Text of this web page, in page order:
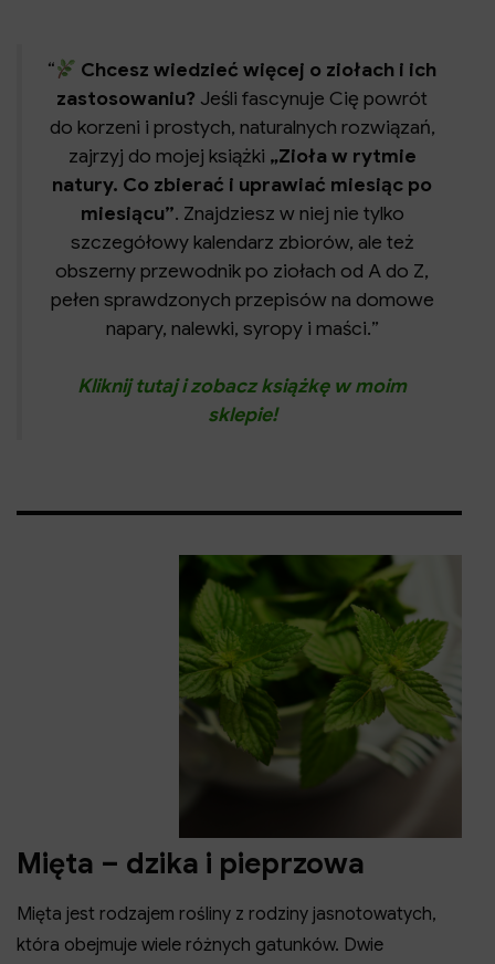
Chcesz wiedzieć więcej o ziołach i ich
zastosowaniu? Jeśli fascynuje Cię powrót
do korzeni i prostych, naturalnych rozwiązań,
zajrzyj do mojej książki „Zioła w rytmie
natury. Co zbierać i uprawiać miesiąc po
miesiącu”. Znajdziesz w niej nie tylko
szczegółowy kalendarz zbiorów, ale też
obszerny przewodnik po ziołach od A do Z,
pełen sprawdzonych przepisów na domowe
napary, nalewki, syropy i maści.
Kliknij tutaj i zobacz książkę w moim
sklepie!
Mięta – dzika i pieprzowa
Mięta jest rodzajem rośliny z rodziny jasnotowatych,
która obejmuje wiele różnych gatunków. Dwie